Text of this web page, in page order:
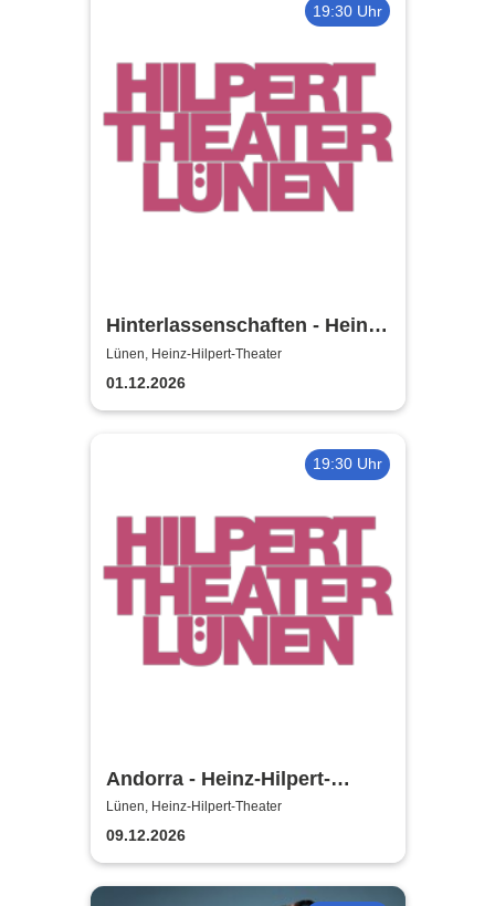
19:30 Uhr
Hinterlassenschaften - Heinz-
Hilpert-Theater
Lünen, Heinz-Hilpert-Theater
01.12.2026
19:30 Uhr
Andorra - Heinz-Hilpert-
Theater
Lünen, Heinz-Hilpert-Theater
09.12.2026